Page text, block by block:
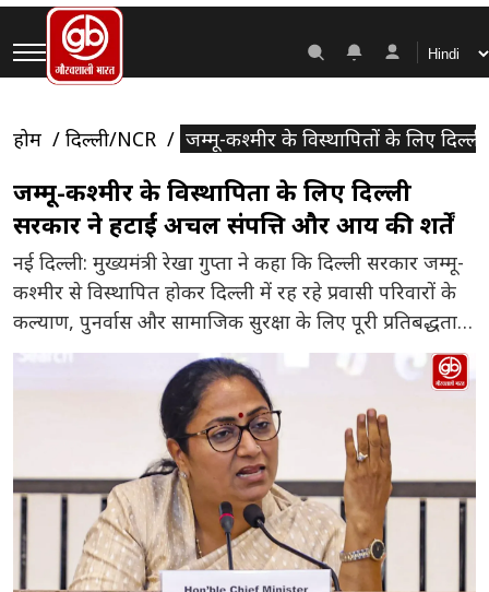
होम दिल्ली/NCR जम्मू-कश्मीर के विस्थापितों के लिए
जम्मू-कश्मीर के विस्थापितों के लिए दिल्ली
सरकार ने हटाईं अचल संपत्ति और आय की शर्तें
नई दिल्ली: मुख्यमंत्री रेखा गुप्ता ने कहा कि दिल्ली सरकार जम्मू-
कश्मीर से विस्थापित होकर दिल्ली में रह रहे प्रवासी परिवारों के
कल्याण, पुनर्वास और सामाजिक सुरक्षा के लिए पूरी प्रतिबद्धता
के साथ कार्य कर रही है। इसी दिशा में कैबिनेट ने जम्मू-कश्मीर
प्रवासी परिवारों को प्रदान की जाने वाली एड-हॉक मंथली रिलीफ
(एएमआर) योजना से […]